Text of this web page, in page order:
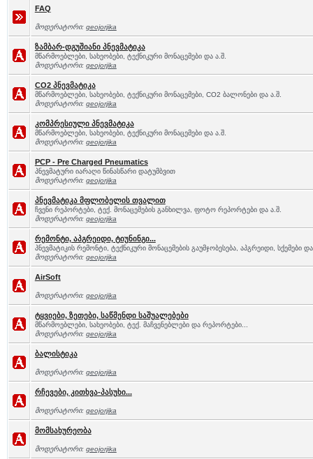
FAQ
მოდერატორი: geojorjika
ზამბარ-დგუშიანი პნევმატიკა
მწარმოებლები, სახეობები, ტექნიკური მონაცემები და ა.შ.
მოდერატორი: geojorjika
CO2 პნევმატიკა
მწარმოებლები, სახეობები, ტექნიკური მონაცემები, CO2 ბალონები და ა.შ.
მოდერატორი: geojorjika
კომპრესიული პნევმატიკა
მწარმოებლები, სახეობები, ტექნიკური მონაცემები და ა.შ.
მოდერატორი: geojorjika
PCP - Pre Charged Pneumatics
პნევმატური იარაღი წინასწარი დატუმბვით
მოდერატორი: geojorjika
პნევმატიკა მფლობელის თვალით
ჩვენი რეპორტები, ტექ. მონაცემების განხილვა, ფოტო რეპორტები და ა.შ.
მოდერატორი: geojorjika
რემონტი, აპგრეიდი, ტიუნინგი...
პნევმატიკის რემონტი, ტექნიკური მონაცემების გაუმჯობესება, აპგრეიდი, სქემები
მოდერატორი: geojorjika
AirSoft
მოდერატორი: geojorjika
ტყვიები, ზეთები, საწმენდი საშუალებები
მწარმოებლები, სახეობები, ტექ. მაჩვენებლები და რეპორტები...
მოდერატორი: geojorjika
ბალისტიკა
მოდერატორი: geojorjika
რჩევები, კითხვა-პასუხი...
მოდერატორი: geojorjika
მომსახურეობა
მოდერატორი: geojorjika